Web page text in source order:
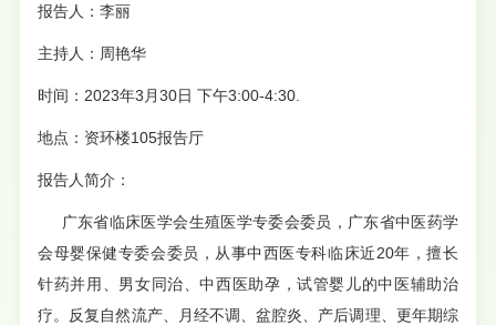
报告人：李丽
主持人：周艳华
时间： 2023年3 月30日 下午3:00-4:30.
地点：资环楼105报告厅
报告人简介：
广东省临床医学会生殖医学专委会委员，广东省中医药学
会母婴保健专委会委员，从事中西医专科临床近20年，擅长
针药并用、男女同治、中西医助孕，试管婴儿的中医辅助治
疗。反复自然流产、月经不调、盆腔炎、产后调理、更年期综